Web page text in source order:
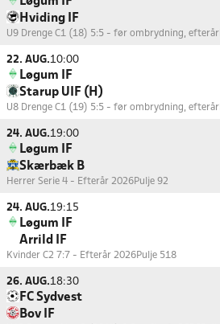
Hviding IF
U9 Drenge C1 (18) 5:5 - før ombrydning, efterår
22. AUG.10:00
Løgum IF
Starup UIF (H)
U8 Drenge C1 (19) 5:5 - før ombrydning, efterår
24. AUG.19:00
Løgum IF
Skærbæk B
Herrer Serie 4 - Efterår 2026Pulje 92
24. AUG.19:15
Løgum IF
Arrild IF
Kvinder C2 7:7 - Efterår 2026Pulje 518
26. AUG.18:30
FC Sydvest
Bov IF